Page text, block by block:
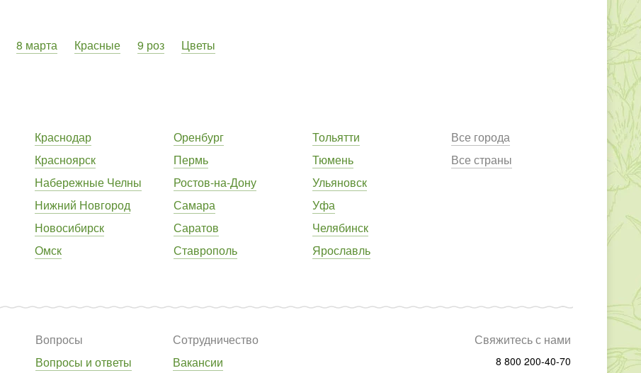
8 марта Красные 9 роз Цветы
Краснодар
Красноярск
Набережные Челны
Нижний Новгород
Новосибирск
Омск
Оренбург
Пермь
Ростов-на-Дону
Самара
Саратов
Ставрополь
Тольятти
Тюмень
Ульяновск
Уфа
Челябинск
Ярославль
Все города
Все страны
Вопросы
Вопросы и ответы
Сотрудничество
Вакансии
Свяжитесь с нами
8 800 200-40-70